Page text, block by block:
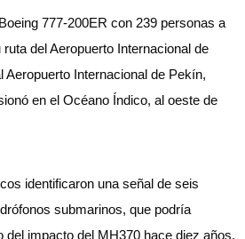
777-200ER con 239 personas a
del Aeropuerto Internacional de
Aeropuerto Internacional de Pekín,
en el Océano Índico, al oeste de
identificaron una señal de seis
submarinos, que podría
del impacto del MH370 hace diez años.